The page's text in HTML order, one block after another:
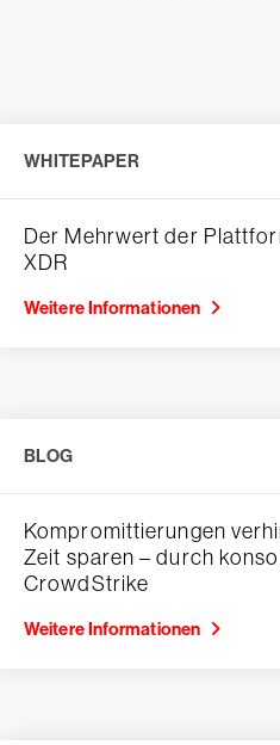
WHITEPAPER
Der Mehrwert der
XDR
Weitere Informationen
BLOG
Kompromittierungen
Zeit sparen – durch
CrowdStrike
Weitere Informationen